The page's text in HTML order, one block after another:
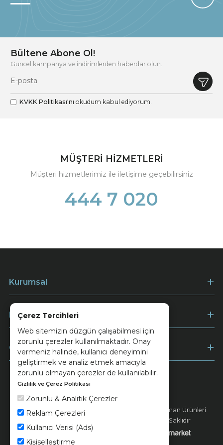
Çerez Tercihleri
Web sitemizin düzgün çalışabilmesi için
zorunlu çerezler kullanılmaktadır. Onay
vermeniz halinde, kullanıcı deneyimini
geliştirmek ve analiz etmek amacıyla
zorunlu olmayan çerezler de kullanılabilir.
Gizlilik ve Çerez Politikası
Zorunlu & Analitik Çerezler
Reklam Çerezleri
Kullanıcı Verisi (Ads)
Kişiselleştirme
Bültene Abone Ol!
Güncel kampanya ve indirimlerden haberdar olun.
KVKK Politikası'nı okudum kabul ediyorum.
MÜŞTERİ HİZMETLERİ
Müşteri hizmetlerimiz ile iletişime geçebilirsiniz
444 7 020
Kurumsal
Müşteri Hizmetleri
Ödeme
© 2026 Ünsa Madencilik Turizm Enerji Seramik Orman Ürünleri
Elektrik Üretim San. ve Tic. A.Ş. - Tüm Hakları Saklıdır